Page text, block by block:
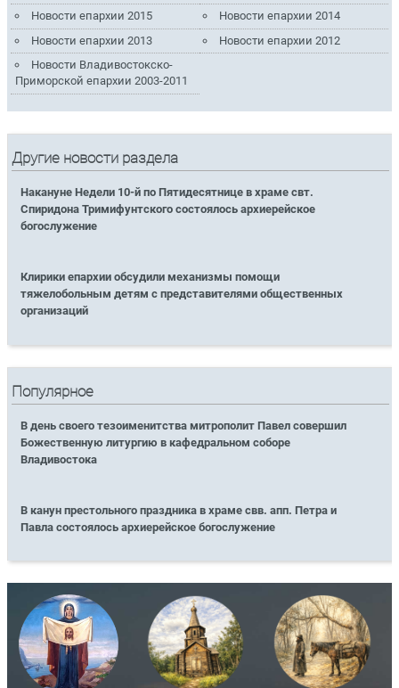
Новости епархии 2015
Новости епархии 2014
Новости епархии 2013
Новости епархии 2012
Новости Владивостокско-
Приморской епархии 2003-2011
Другие новости раздела
Накануне Недели 10-й по Пятидесятнице в храме свт.
Спиридона Тримифунтского состоялось архиерейское
богослужение
Клирики епархии обсудили механизмы помощи
тяжелобольным детям с представителями общественных
организаций
Популярное
В день своего тезоименитства митрополит Павел совершил
Божественную литургию в кафедральном соборе
Владивостока
В канун престольного праздника в храме свв. апп. Петра и
Павла состоялось архиерейское богослужение